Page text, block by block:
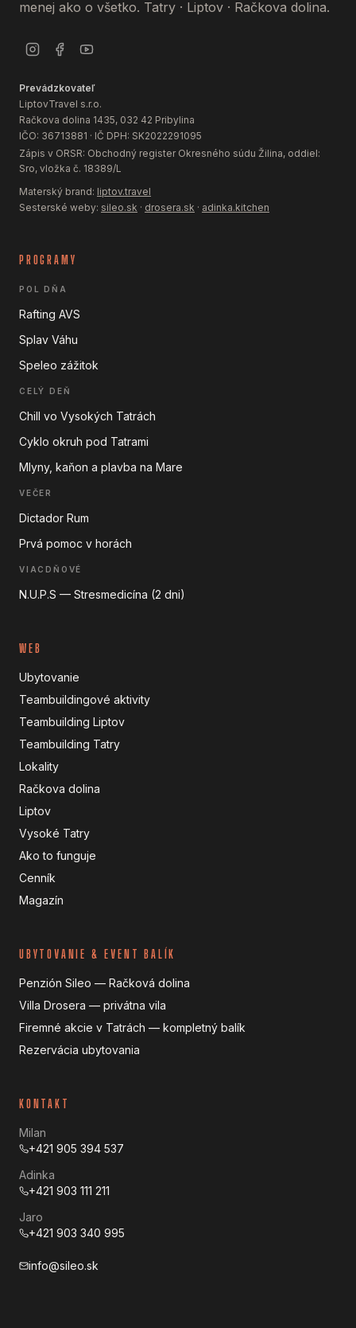
menej ako o všetko. Tatry · Liptov · Račkova dolina.
Prevádzkovateľ
LiptovTravel s.r.o.
Račkova dolina 1435, 032 42 Pribylina
IČO: 36713881 · IČ DPH: SK2022291095
Zápis v ORSR: Obchodný register Okresného súdu Žilina, oddiel:
Sro, vložka č. 18389/L
Materský brand: liptov.travel
Sesterské weby: sileo.sk · drosera.sk · adinka.kitchen
PROGRAMY
POL DŇA
Rafting AVS
Splav Váhu
Speleo zážitok
CELÝ DEŇ
Chill vo Vysokých Tatrách
Cyklo okruh pod Tatrami
Mlyny, kaňon a plavba na Mare
VEČER
Dictador Rum
Prvá pomoc v horách
VIACDŇOVÉ
N.U.P.S — Stresmedicína (2 dni)
WEB
Ubytovanie
Teambuildingové aktivity
Teambuilding Liptov
Teambuilding Tatry
Lokality
Račkova dolina
Liptov
Vysoké Tatry
Ako to funguje
Cenník
Magazín
UBYTOVANIE & EVENT BALÍK
Penzión Sileo — Račková dolina
Villa Drosera — privátna vila
Firemné akcie v Tatrách — kompletný balík
Rezervácia ubytovania
KONTAKT
Milan
+421 905 394 537
Adinka
+421 903 111 211
Jaro
+421 903 340 995
info@sileo.sk